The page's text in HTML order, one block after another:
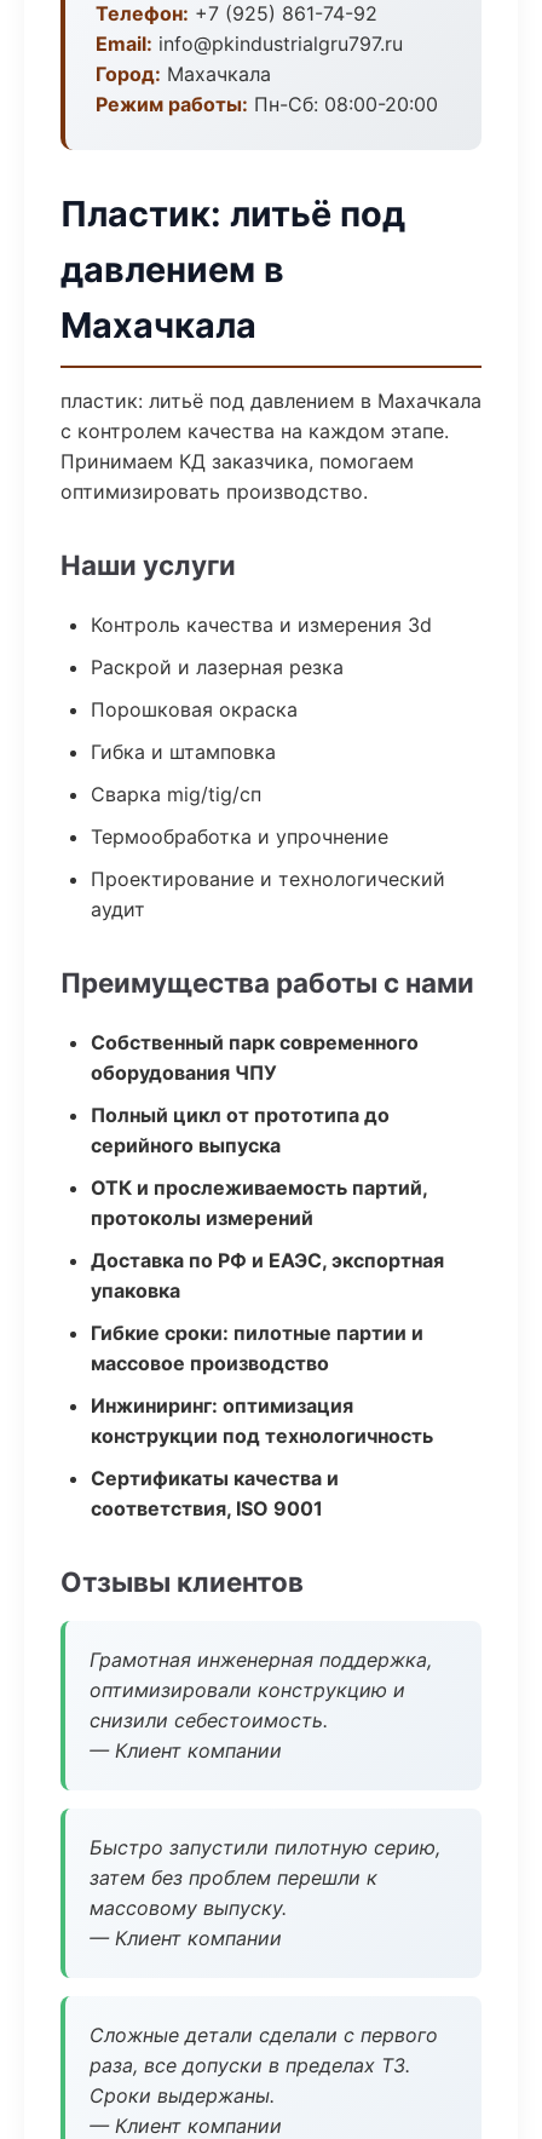
Телефон: +7 (925) 861-74-92
Email: info@pkindustrialgru797.ru
Город: Махачкала
Режим работы: Пн-Сб: 08:00-20:00
Пластик: литьё под
давлением в
Махачкала
пластик: литьё под давлением в Махачкала
с контролем качества на каждом этапе.
Принимаем КД заказчика, помогаем
оптимизировать производство.
Наши услуги
Контроль качества и измерения 3d
Раскрой и лазерная резка
Порошковая окраска
Гибка и штамповка
Сварка mig/tig/сп
Термообработка и упрочнение
Проектирование и технологический
аудит
Преимущества работы с нами
Собственный парк современного
оборудования ЧПУ
Полный цикл от прототипа до
серийного выпуска
ОТК и прослеживаемость партий,
протоколы измерений
Доставка по РФ и ЕАЭС, экспортная
упаковка
Гибкие сроки: пилотные партии и
массовое производство
Инжиниринг: оптимизация
конструкции под технологичность
Сертификаты качества и
соответствия, ISO 9001
Отзывы клиентов
Грамотная инженерная поддержка,
оптимизировали конструкцию и
снизили себестоимость.
— Клиент компании
Быстро запустили пилотную серию,
затем без проблем перешли к
массовому выпуску.
— Клиент компании
Сложные детали сделали с первого
раза, все допуски в пределах ТЗ.
Сроки выдержаны.
— Клиент компании